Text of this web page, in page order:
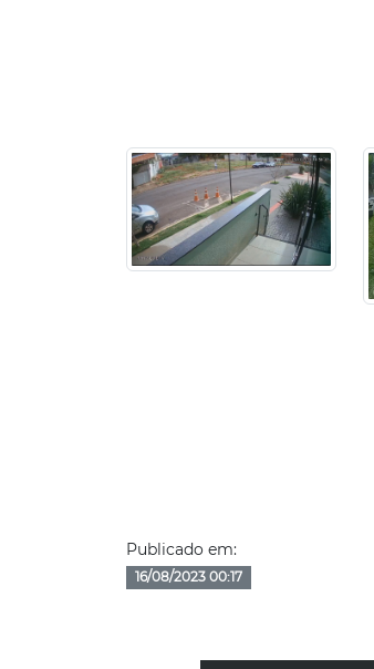
Publicado em:
16/08/2023 00:17